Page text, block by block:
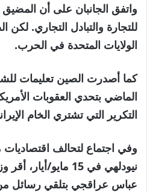
واتفق الجانبان على أن
للتجارة والتبادل التجاري.
الولايات المتحدة في الحرب.
كما أصدرت الصين تعليمات
الماضي بتحدي العقوبات
التكرير التي تشتري الخام
وفي اجتماع لتحالف
نيودلهي في 15 مايو/
عباس عراقجي بتلقي رسائل